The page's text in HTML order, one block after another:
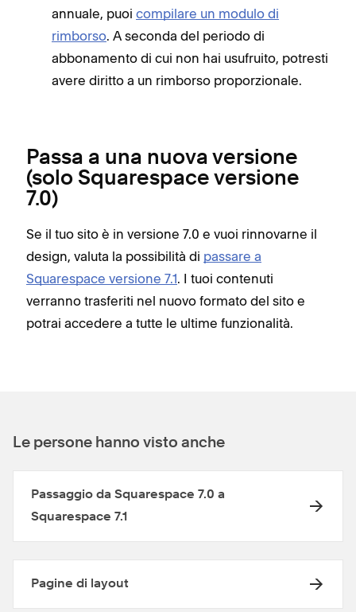
annuale, puoi compilare un modulo di
rimborso. A seconda del periodo di
abbonamento di cui non hai usufruito, potresti
avere diritto a un rimborso proporzionale.
Passa a una nuova versione
(solo Squarespace versione
7.0)
Se il tuo sito è in versione 7.0 e vuoi rinnovarne il
design, valuta la possibilità di passare a
Squarespace versione 7.1. I tuoi contenuti
verranno trasferiti nel nuovo formato del sito e
potrai accedere a tutte le ultime funzionalità.
Le persone hanno visto anche
Passaggio da Squarespace 7.0 a
Squarespace 7.1
Pagine di layout